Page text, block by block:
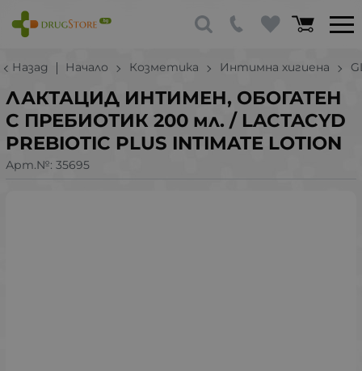
Назад Начало Козметика Интимна хигиена
ЛАКТАЦИД ИНТИМЕН, ОБОГАТЕН
С ПРЕБИОТИК 200 мл. / LACTACYD
PREBIOTIC PLUS INTIMATE LOTION
Арт.№: 35695